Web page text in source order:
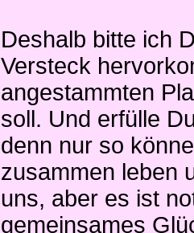
Deshalb bitte ich
Versteck
angestammten
soll. Und erfülle
denn nur so
zusammen leben
uns, aber es ist
gemeinsames